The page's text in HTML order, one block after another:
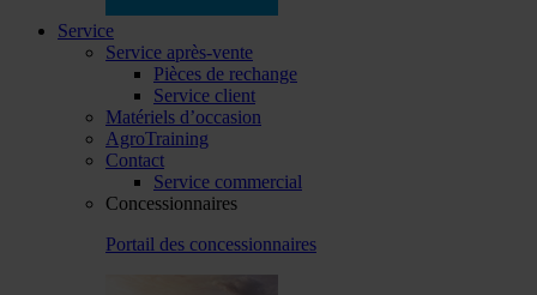
Service
Service après-vente
Pièces de rechange
Service client
Matériels d’occasion
AgroTraining
Contact
Service commercial
Concessionnaires
Portail des concessionnaires